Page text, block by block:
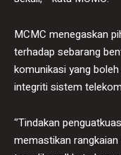
MCMC menegaskan
terhadap sebarang
komunikasi yang
integriti sistem
‘’Tindakan
memastikan